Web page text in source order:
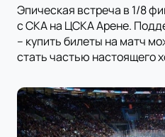
Эпическая встреча в 1/8
с СКА на ЦСКА Арене.
– купить билеты на матч
стать частью настоящего